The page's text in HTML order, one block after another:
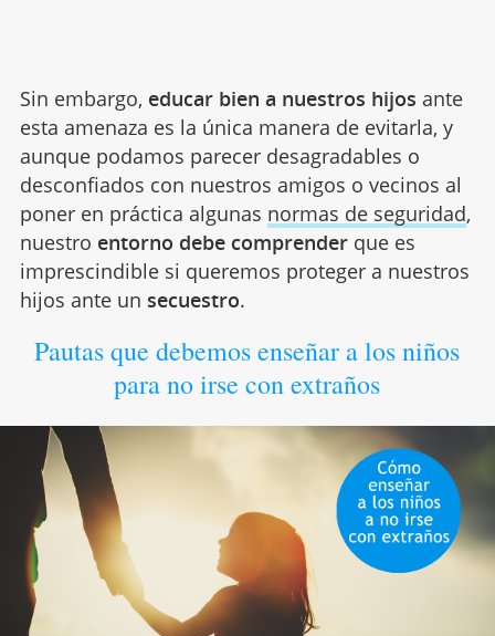
Sin embargo, educar bien a nuestros hijos ante
esta amenaza es la única manera de evitarla, y
aunque podamos parecer desagradables o
desconfiados con nuestros amigos o vecinos al
poner en práctica algunas normas de seguridad,
nuestro entorno debe comprenderque es
imprescindible si queremos proteger a nuestros
hijos ante un secuestro.
Pautas que debemos enseñar a los niños
para no irse con extraños